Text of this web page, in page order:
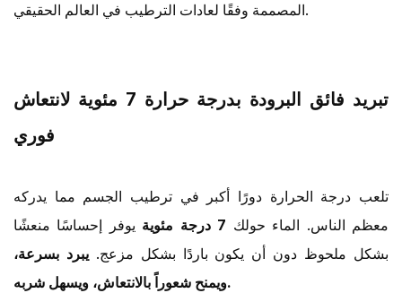
المصممة وفقًا لعادات الترطيب في العالم الحقيقي.
تبريد فائق البرودة بدرجة حرارة 7 مئوية لانتعاش
فوري
تلعب درجة الحرارة دورًا أكبر في ترطيب الجسم مما يدركه
معظم الناس. الماء حولك 7 درجة مئوية
يوفر إحساسًا منعشًا
بشكل ملحوظ دون أن يكون باردًا بشكل مزعج.يبرد بسرعة،
ويمنح شعوراً بالانتعاش، ويسهل شربه.